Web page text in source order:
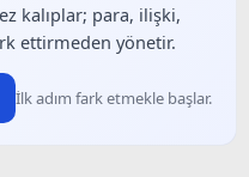
kalıplar; para, ilişki,
ettirmeden yönetir.
İlk adım fark etmekle başlar.